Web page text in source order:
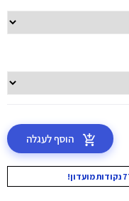
הוסף לעגלה